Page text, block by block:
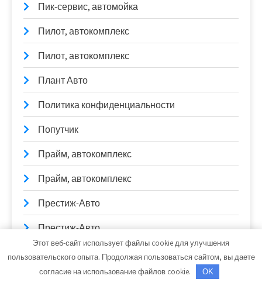
Пик-сервис, автомойка
Пилот, автокомплекс
Пилот, автокомплекс
Плант Авто
Политика конфиденциальности
Попутчик
Прайм, автокомплекс
Прайм, автокомплекс
Престиж-Авто
Престиж-Авто
Причал, сауна
Этот веб-сайт использует файлы cookie для улучшения
пользовательского опыта. Продолжая пользоваться сайтом, вы даете
согласие на использование файлов cookie.
OK